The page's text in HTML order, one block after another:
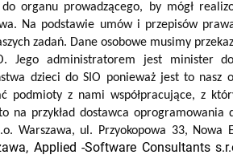
organu prowadzącego, by mógł
Na podstawie umów i przepisów
zadań. Dane osobowe musimy
Jego administratorem jest minister
dzieci do SIO ponieważ jest to nasz
podmioty z nami współpracujące, z
na przykład dostawca oprogramowania
Warszawa, ul. Przyokopowa 33, Nowa
Applied -Software Consultants